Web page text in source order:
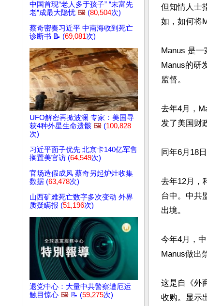
中国首现“老人多于孩子” “未富先
老”成最大隐忧 🖼️ (80,504次)
蔡奇密奏习近平 中南海收到死亡
诊断书 📝 (69,081次)
UFO解密再掀波澜 专家：美国寻
获4种外星生命遗骸 🖼️ (100,828
次)
习近平面子优先 北京卡140亿军售
搁置美官访 (64,549次)
官场造假成风 蔡奇另起炉灶收集
数据 (63,478次)
山西矿难死亡数字多次变动 外界
质疑瞒报 (51,196次)
退党中心：大量中共警察遭厄运
触目惊心 🖼️ 📝 (59,275次)
但知情人士
如，如何将
Manus 是一
Manus的研
监督。
去年4月，
发了美国财
同年6月18
去年12月，
台中。中共
出境。
今年4月，
Manus做出
这是自《外
收购。显示